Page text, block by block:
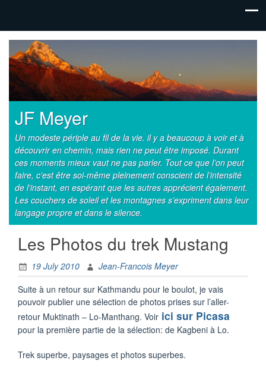
JF Meyer
Un modeste périple au fil de la vie. il y a beaucoup à voir et à
découvrir en chemin, mais rien ne peut être imposé. Durant
ces moments mieux vaut ne pas parler. Tout ce que l’on peut
faire, c’est être soi-même pleinement conscient de l’intensité
de l'instant, en espérant que les autres apprécient également.
Les couchers de soleil et les montagnes s’expriment dans leur
langage propre et dans le silence.
Les Photos du trek Mustang
19 July 2010
Jean-Francois Meyer
Suite à un retour sur Kathmandu pour le boulot, je vais
pouvoir publier une sélection de photos prises sur l’aller-
retour Muktinath – Lo-Manthang. Voir ici sur Picasa
pour la première partie de la sélection: de Kagbeni à Lo.
Trek superbe, paysages et photos superbes.